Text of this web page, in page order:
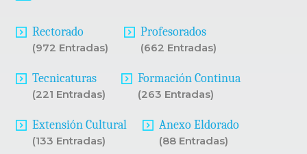
Rectorado
(972 Entradas)
Profesorados
(662 Entradas)
Tecnicaturas
(221 Entradas)
Formación Continua
(263 Entradas)
Extensión Cultural
(133 Entradas)
Anexo Eldorado
(88 Entradas)